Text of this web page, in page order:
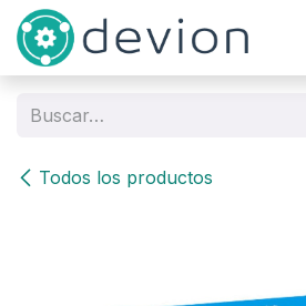
Ir al contenido
Todos los productos